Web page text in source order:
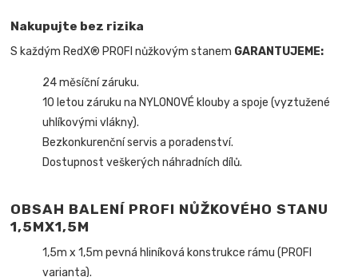
Nakupujte bez rizika
S každým RedX® PROFI nůžkovým stanem GARANTUJEME:
24 měsíční záruku.
10 letou záruku na NYLONOVÉ klouby a spoje (vyztužené
uhlíkovými vlákny).
Bezkonkurenční servis a poradenství.
Dostupnost veškerých náhradních dílů.
OBSAH BALENÍ PROFI NŮŽKOVÉHO STANU
1,5MX1,5M
1,5m x 1,5m pevná hliníková konstrukce rámu (PROFI
varianta).